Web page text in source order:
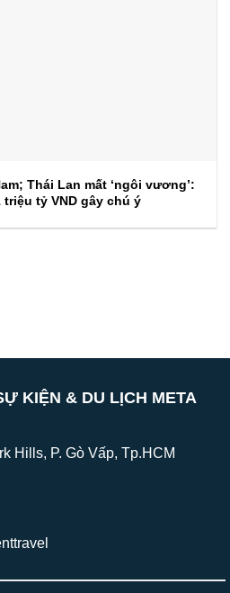
Thái Lan mất ‘ngôi vương’:
triệu tỷ VND gây chú ý
KIỆN & DU LỊCH META
Hills, P. Gò Vấp, Tp.HCM